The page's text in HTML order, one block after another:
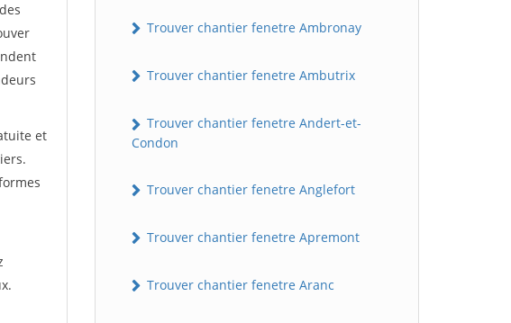
et
Trouver chantier fenetre Ambronay
Trouver chantier fenetre Ambutrix
Trouver chantier fenetre Andert-et-
Condon
Trouver chantier fenetre Anglefort
Trouver chantier fenetre Apremont
Trouver chantier fenetre Aranc